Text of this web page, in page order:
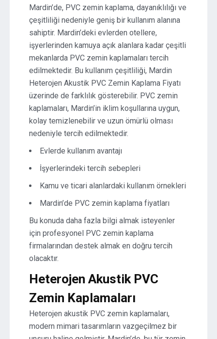
Mardin’de, PVC zemin kaplama, dayanıklılığı ve
çeşitliliği nedeniyle geniş bir kullanım alanına
sahiptir. Mardin’deki evlerden otellere,
işyerlerinden kamuya açık alanlara kadar çeşitli
mekanlarda PVC zemin kaplamaları tercih
edilmektedir. Bu kullanım çeşitliliği, Mardin
Heterojen Akustik PVC Zemin Kaplama Fiyatı
üzerinde de farklılık gösterebilir. PVC zemin
kaplamaları, Mardin’in iklim koşullarına uygun,
kolay temizlenebilir ve uzun ömürlü olması
nedeniyle tercih edilmektedir.
Evlerde kullanım avantajı
İşyerlerindeki tercih sebepleri
Kamu ve ticari alanlardaki kullanım örnekleri
Mardin’de PVC zemin kaplama fiyatları
Bu konuda daha fazla bilgi almak isteyenler
için profesyonel PVC zemin kaplama
firmalarından destek almak en doğru tercih
olacaktır.
Heterojen Akustik PVC
Zemin Kaplamaları
Heterojen akustik PVC zemin kaplamaları,
modern mimari tasarımların vazgeçilmez bir